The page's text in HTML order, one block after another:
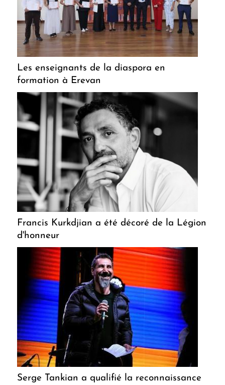
Les enseignants de la diaspora en
formation à Erevan
Francis Kurkdjian a été décoré de la Légion
d'honneur
Serge Tankian a qualifié la reconnaissance